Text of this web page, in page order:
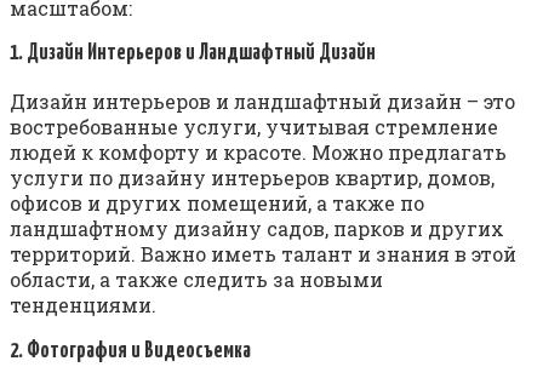
масштабом:
1. Дизайн Интерьеров и Ландшафтный Дизайн
Дизайн интерьеров и ландшафтный дизайн – это
востребованные услуги, учитывая стремление
людей к комфорту и красоте. Можно предлагать
услуги по дизайну интерьеров квартир, домов,
офисов и других помещений, а также по
ландшафтному дизайну садов, парков и других
территорий. Важно иметь талант и знания в этой
области, а также следить за новыми
тенденциями.
2. Фотография и Видеосъемка